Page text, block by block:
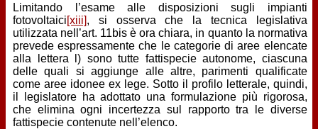
Limitando l’esame alle disposizioni sugli impianti
fotovoltaici[xiii], si osserva che la tecnica legislativa
utilizzata nell’art. 11bis è ora chiara, in quanto la normativa
prevede espressamente che le categorie di aree elencate
alla lettera l) sono tutte fattispecie autonome, ciascuna
delle quali si aggiunge alle altre, parimenti qualificate
come aree idonee ex lege. Sotto il profilo letterale, quindi,
il legislatore ha adottato una formulazione più rigorosa,
che elimina ogni incertezza sul rapporto tra le diverse
fattispecie contenute nell’elenco.